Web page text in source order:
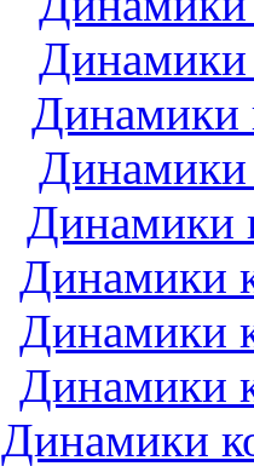
Динамики
Динамики
Динамики
Динамики
Динамики
Динамики
Динамики
Динамики